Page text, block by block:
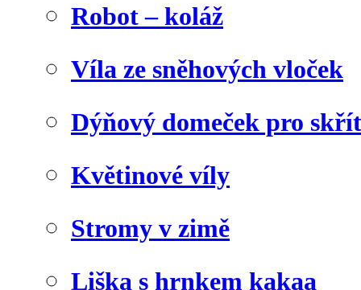
Robot – koláž
Víla ze sněhových vloček
Dýňový domeček pro
Květinové víly
Stromy v zimě
Liška s hrnkem kakaa